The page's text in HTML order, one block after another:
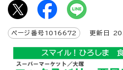
ページ番号 1016672 更新日